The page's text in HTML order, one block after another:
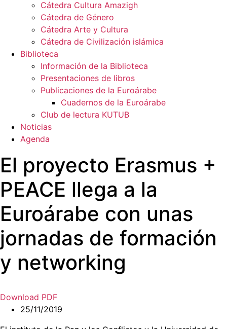
Cátedra Cultura Amazigh
Cátedra de Género
Cátedra Arte y Cultura
Cátedra de Civilización islámica
Biblioteca
Información de la Biblioteca
Presentaciones de libros
Publicaciones de la Euroárabe
Cuadernos de la Euroárabe
Club de lectura KUTUB
Noticias
Agenda
El proyecto Erasmus +
PEACE llega a la
Euroárabe con unas
jornadas de formación
y networking
Download PDF
25/11/2019